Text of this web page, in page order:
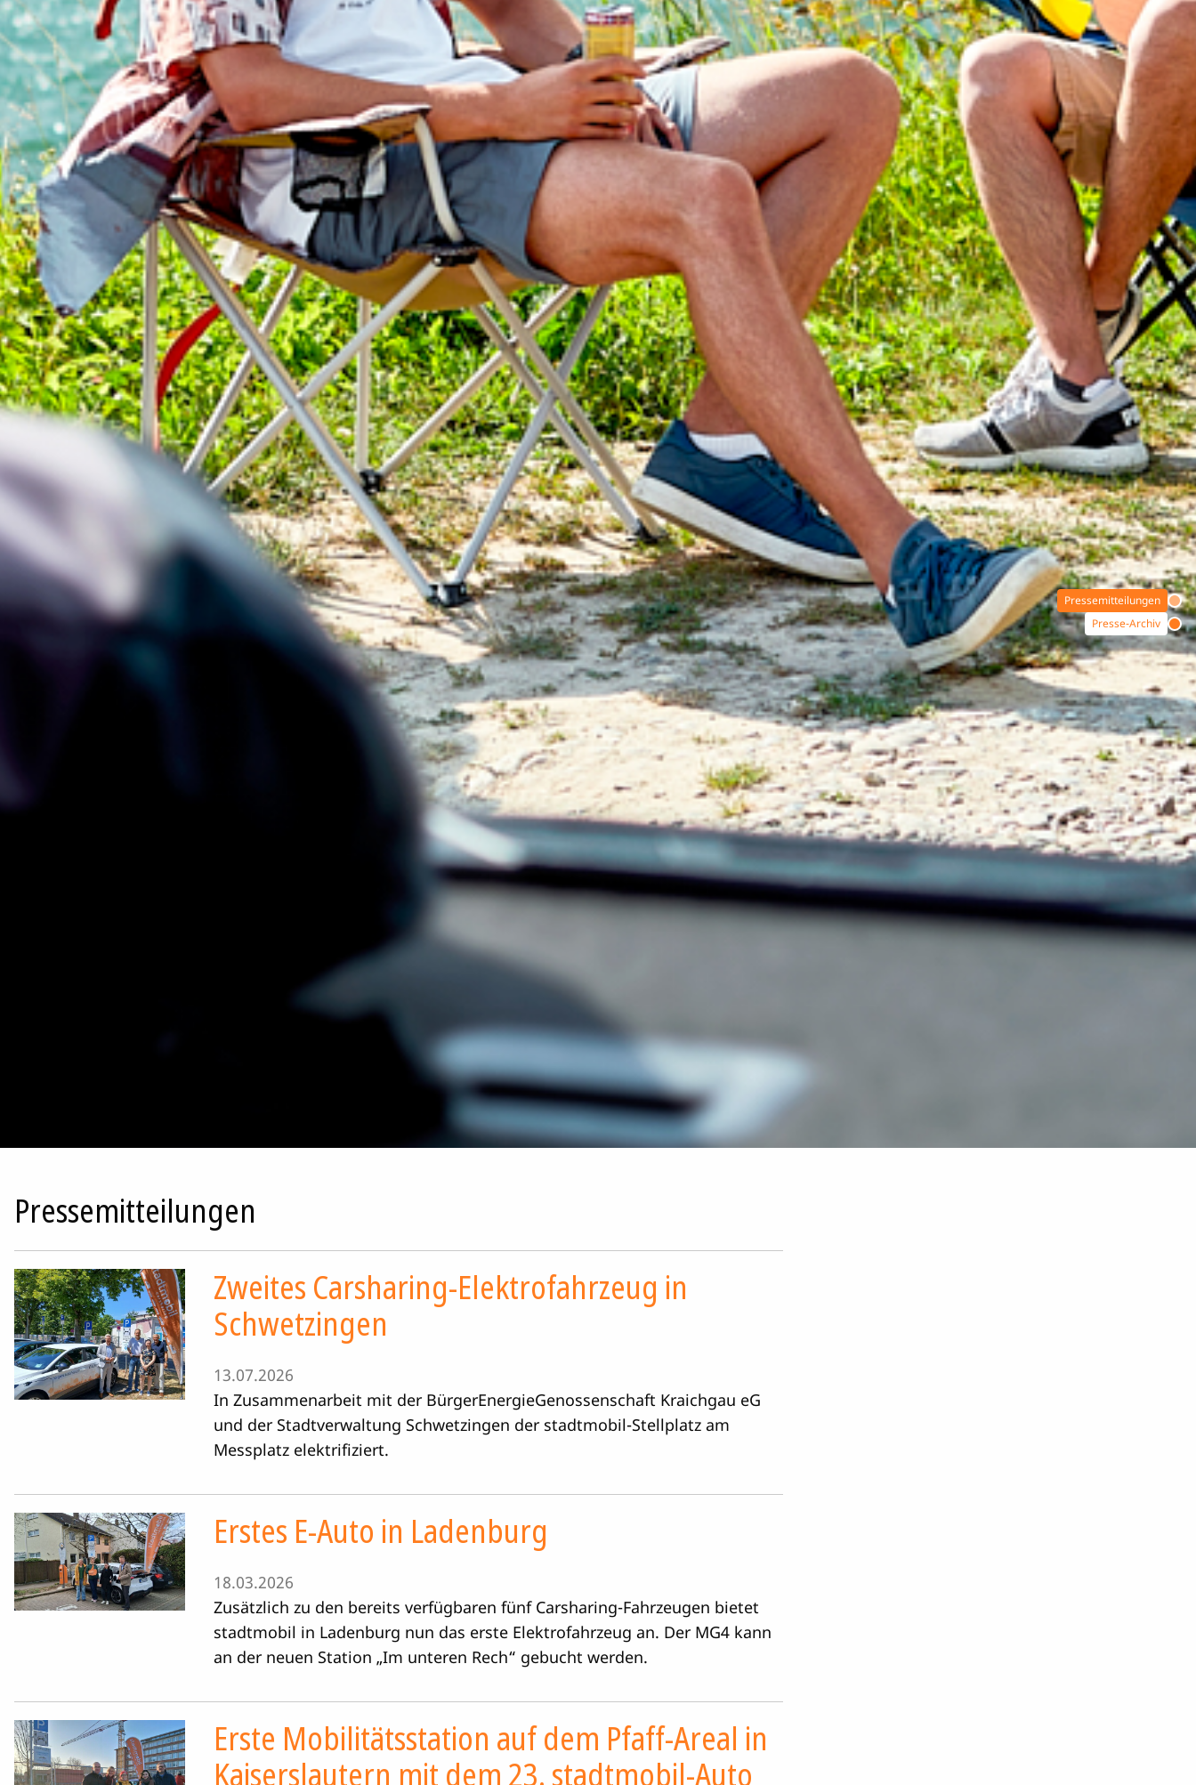
Pressemitteilungen
Presse-Archiv
Pressemitteilungen
Zweites Carsharing-Elektrofahrzeug in
Schwetzingen
13.07.2026
In Zusammenarbeit mit der BürgerEnergieGenossenschaft Kraichgau eG
und der Stadtverwaltung Schwetzingen der stadtmobil-Stellplatz am
Messplatz elektrifiziert.
Erstes E-Auto in Ladenburg
18.03.2026
Zusätzlich zu den bereits verfügbaren fünf Carsharing-Fahrzeugen bietet
stadtmobil in Ladenburg nun das erste Elektrofahrzeug an. Der MG4 kann
an der neuen Station „Im unteren Rech“ gebucht werden.
Erste Mobilitätsstation auf dem Pfaff-Areal in
Kaiserslautern mit dem 23. stadtmobil-Auto